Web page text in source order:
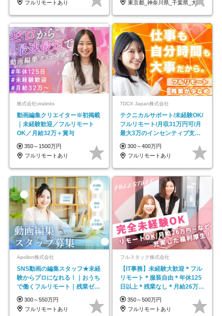
フルリモートあり
東京都_神奈川県_千葉県_大阪府_愛知県…
株式会社viralinks
動画編集クリエイター※初掲載
｜未経験歓迎／フルリモート
OK／月給32万＋賞与
350～1500万円
フルリモートあり
TDCX Japan株式会社
テクニカルサポート/未経験OK/
フルリモート/月収31万円可/月
最大3万のインセンティブ支給/
平均年齢33歳
300～400万円
フルリモートあり
Apollon株式会社
SNS動画の編集スタッフ★未経
験からプロになれる！｜おうち
で働くフルリモート｜残業ゼロ
で18時退勤◎
300～550万円
フルリモートあり
フルスタック株式会社
【IT事務】未経験大歓迎＊フル
リモート＊服装自由＊年休125
日以上＊残業なし＊月給26万円
以上
350～500万円
フルリモートあり